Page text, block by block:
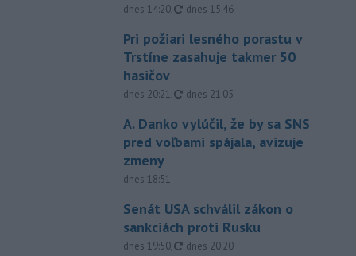
dnes 14:20, aktualizované
dnes 15:46
Pri požiari lesného porastu v
Trstíne zasahuje takmer 50
hasičov
dnes 20:21, aktualizované
dnes 21:05
A. Danko vylúčil, že by sa SNS
pred voľbami spájala, avizuje
zmeny
dnes 18:51
Senát USA schválil zákon o
sankciách proti Rusku
dnes 19:50, aktualizované
dnes 20:20